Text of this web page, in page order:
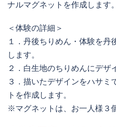
ナルマグネットを作成します。
＜体験の詳細＞
１．丹後ちりめん・体験を丹
します。
２．白生地のちりめんにデザ
３．描いたデザインをハサミ
トを作成します。
※マグネットは、お一人様３